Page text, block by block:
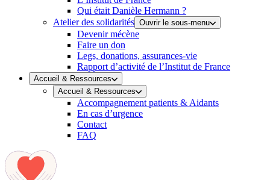
Qui était Danièle Hermann ?
Atelier des solidarités Ouvrir le sous-menu
Devenir mécène
Faire un don
Legs, donations, assurances-vie
Rapport d’activité de l’Institut de France
Accueil & Ressources
Accueil & Ressources
Accompagnement patients & Aidants
En cas d’urgence
Contact
FAQ